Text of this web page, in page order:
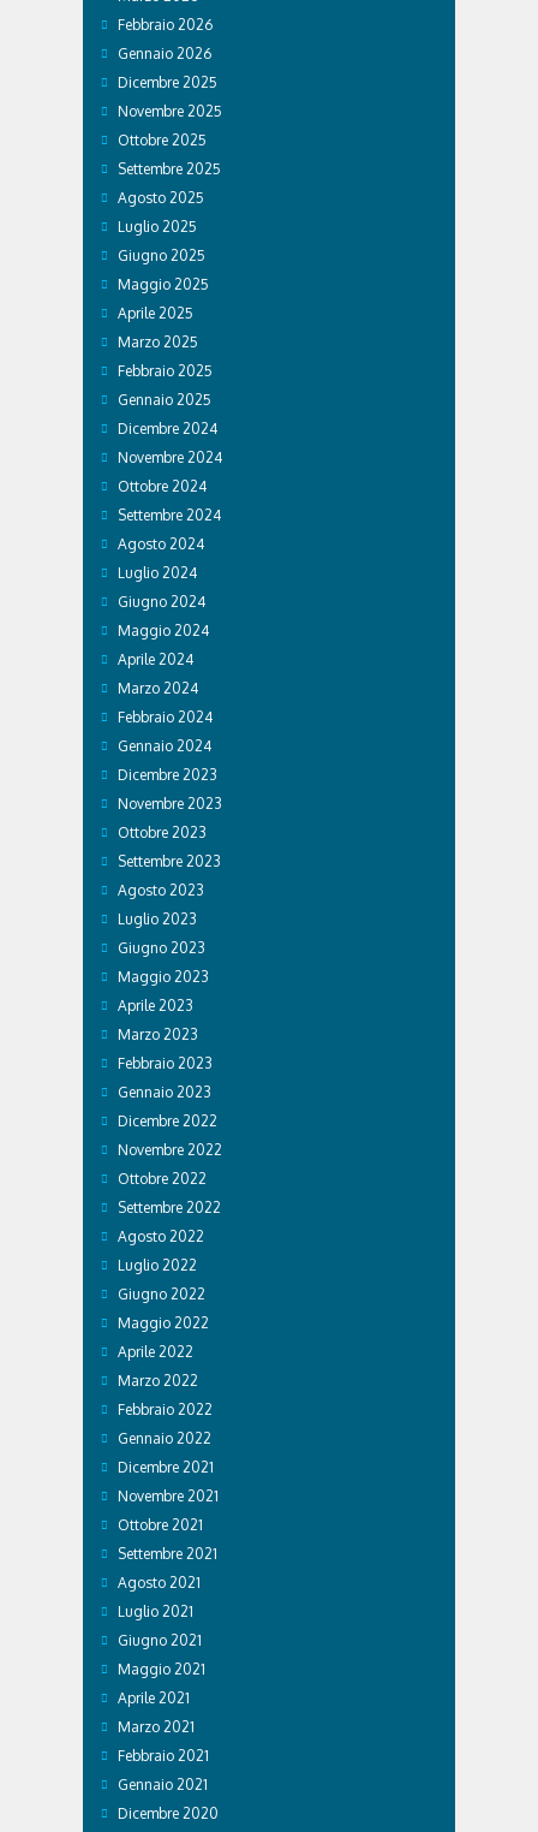
Febbraio 2026
Gennaio 2026
Dicembre 2025
Novembre 2025
Ottobre 2025
Settembre 2025
Agosto 2025
Luglio 2025
Giugno 2025
Maggio 2025
Aprile 2025
Marzo 2025
Febbraio 2025
Gennaio 2025
Dicembre 2024
Novembre 2024
Ottobre 2024
Settembre 2024
Agosto 2024
Luglio 2024
Giugno 2024
Maggio 2024
Aprile 2024
Marzo 2024
Febbraio 2024
Gennaio 2024
Dicembre 2023
Novembre 2023
Ottobre 2023
Settembre 2023
Agosto 2023
Luglio 2023
Giugno 2023
Maggio 2023
Aprile 2023
Marzo 2023
Febbraio 2023
Gennaio 2023
Dicembre 2022
Novembre 2022
Ottobre 2022
Settembre 2022
Agosto 2022
Luglio 2022
Giugno 2022
Maggio 2022
Aprile 2022
Marzo 2022
Febbraio 2022
Gennaio 2022
Dicembre 2021
Novembre 2021
Ottobre 2021
Settembre 2021
Agosto 2021
Luglio 2021
Giugno 2021
Maggio 2021
Aprile 2021
Marzo 2021
Febbraio 2021
Gennaio 2021
Dicembre 2020